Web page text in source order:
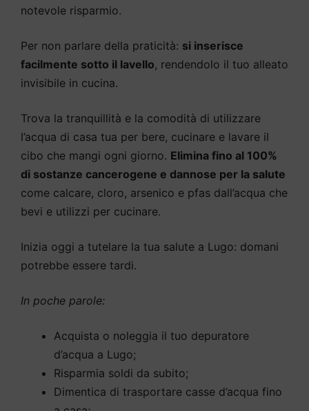
notevole risparmio.
Per non parlare della praticità: si inserisce
facilmente sotto il lavello, rendendolo il tuo alleato
invisibile in cucina.
Trova la tranquillità e la comodità di utilizzare
l’acqua di casa tua per bere, cucinare e lavare il
cibo che mangi ogni giorno. Elimina fino al 100%
di sostanze cancerogene e dannose per la salute
come calcare, cloro, arsenico e pfas dall’acqua che
bevi e utilizzi per cucinare.
Inizia oggi a tutelare la tua salute a Lugo: domani
potrebbe essere tardi.
In poche parole:
Acquista o noleggia il tuo depuratore
d’acqua a Lugo;
Risparmia soldi da subito;
Dimentica di trasportare casse d’acqua fino